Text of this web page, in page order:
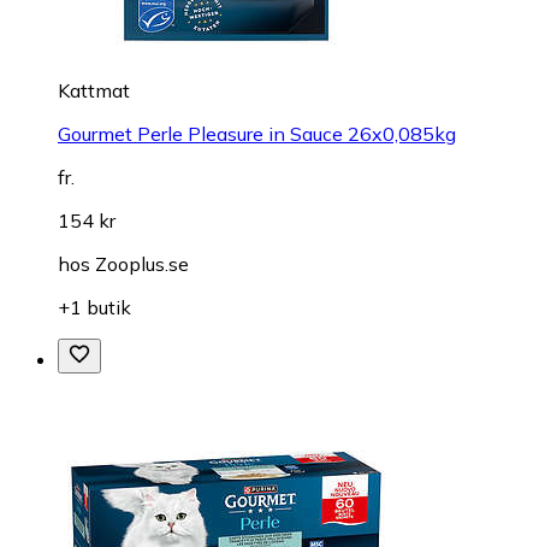
Kattmat
Gourmet Perle Pleasure in Sauce 26x0,085kg
fr.
154 kr
hos Zooplus.se
+1 butik